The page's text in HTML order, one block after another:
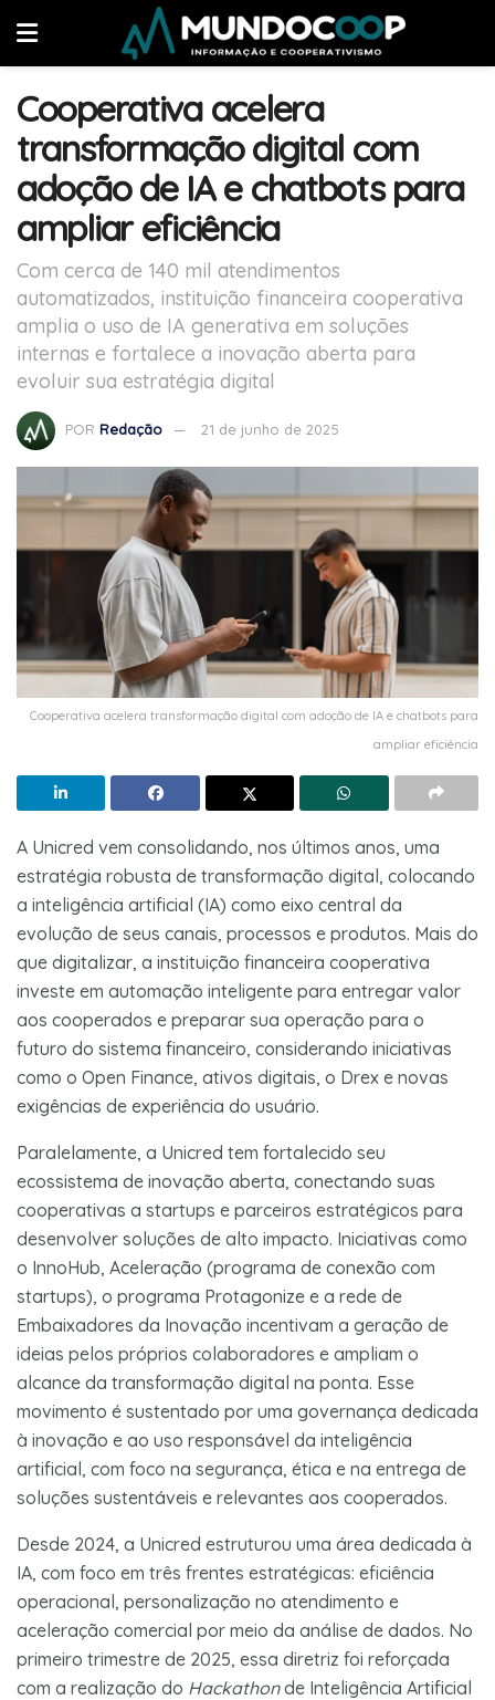
Cooperativa acelera
transformação digital com
adoção de IA e chatbots para
ampliar eficiência
Com cerca de 140 mil atendimentos
automatizados, instituição financeira cooperativa
amplia o uso de IA generativa em soluções
internas e fortalece a inovação aberta para
evoluir sua estratégia digital
POR Redação 21 de junho de 2025
Cooperativa acelera transformação digital com adoção de IA e chatbots para
ampliar eficiência
A Unicred vem consolidando, nos últimos anos, uma
estratégia robusta de transformação digital, colocando
a inteligência artificial (IA) como eixo central da
evolução de seus canais, processos e produtos. Mais do
que digitalizar, a instituição financeira cooperativa
investe em automação inteligente para entregar valor
aos cooperados e preparar sua operação para o
futuro do sistema financeiro, considerando iniciativas
como o Open Finance, ativos digitais, o Drex e novas
exigências de experiência do usuário.
Paralelamente, a Unicred tem fortalecido seu
ecossistema de inovação aberta, conectando suas
cooperativas a startups e parceiros estratégicos para
desenvolver soluções de alto impacto. Iniciativas como
o InnoHub, Aceleração (programa de conexão com
startups), o programa Protagonize e a rede de
Embaixadores da Inovação incentivam a geração de
ideias pelos próprios colaboradores e ampliam o
alcance da transformação digital na ponta. Esse
movimento é sustentado por uma governança dedicada
à inovação e ao uso responsável da inteligência
artificial, com foco na segurança, ética e na entrega de
soluções sustentáveis e relevantes aos cooperados.
Desde 2024, a Unicred estruturou uma área dedicada à
IA, com foco em três frentes estratégicas: eficiência
operacional, personalização no atendimento e
aceleração comercial por meio da análise de dados. No
primeiro trimestre de 2025, essa diretriz foi reforçada
com a realização do Hackathonde Inteligência Artificial